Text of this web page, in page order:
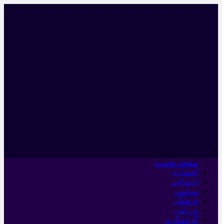
صفحه نخست
اقتصادی
اجتماعی
سیاسی
فرهنگی
ورزشی
گردشگری